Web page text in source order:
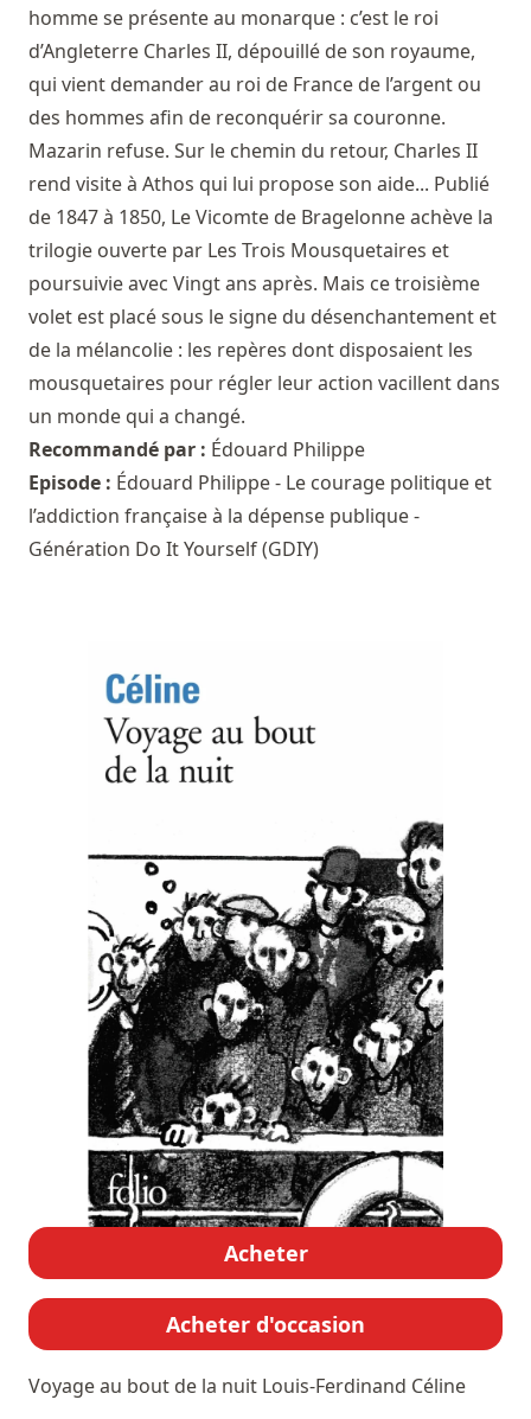
homme se présente au monarque : c’est le roi
d’Angleterre Charles II, dépouillé de son royaume,
qui vient demander au roi de France de l’argent ou
des hommes afin de reconquérir sa couronne.
Mazarin refuse. Sur le chemin du retour, Charles II
rend visite à Athos qui lui propose son aide... Publié
de 1847 à 1850, Le Vicomte de Bragelonne achève la
trilogie ouverte par Les Trois Mousquetaires et
poursuivie avec Vingt ans après. Mais ce troisième
volet est placé sous le signe du désenchantement et
de la mélancolie : les repères dont disposaient les
mousquetaires pour régler leur action vacillent dans
un monde qui a changé.
Recommandé par : Édouard Philippe
Episode : Édouard Philippe - Le courage politique et
l’addiction française à la dépense publique -
Génération Do It Yourself (GDIY)
Acheter
Acheter d'occasion
Voyage au bout de la nuit Louis-Ferdinand Céline